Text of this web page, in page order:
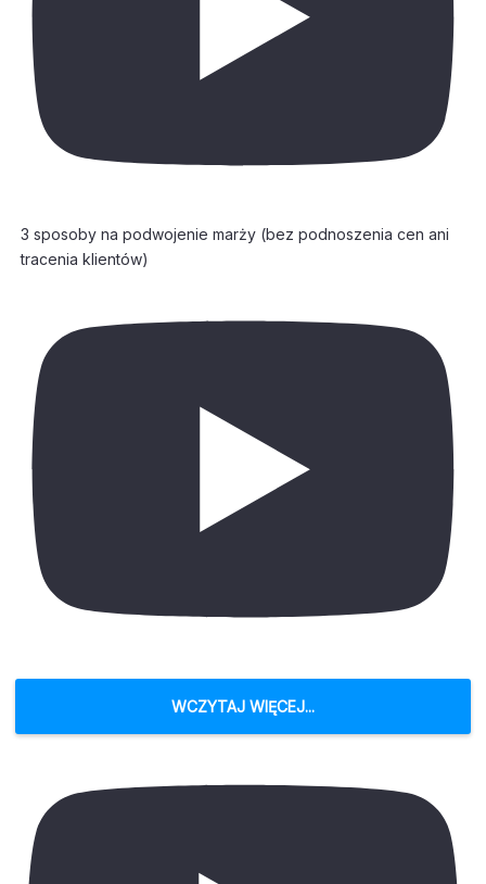
3 sposoby na podwojenie marży (bez podnoszenia cen ani
tracenia klientów)
WCZYTAJ WIĘCEJ...